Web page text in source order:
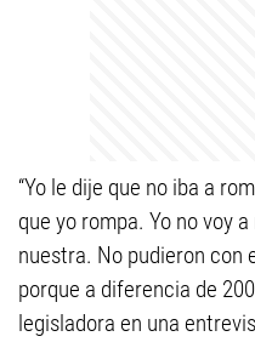
“Yo le dije que no iba a
que yo rompa. Yo no voy
nuestra. No pudieron con
porque a diferencia de
legisladora en una